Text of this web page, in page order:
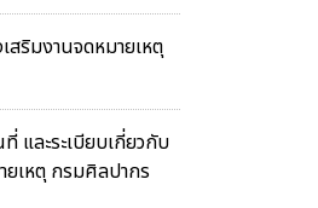
ริมงานจดหมายเหตุ
และระเบียบเกี่ยวกับ
เหตุ กรมศิลปากร